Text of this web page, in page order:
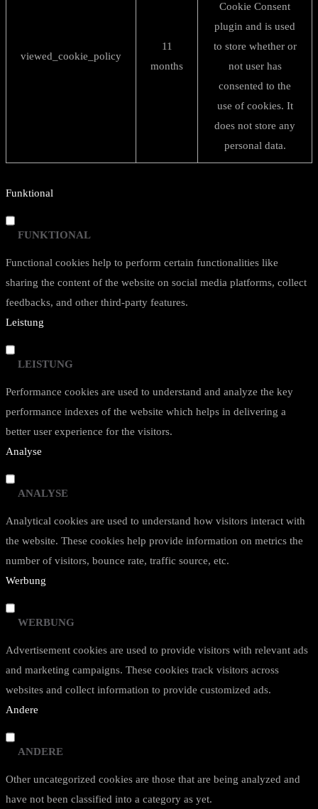
viewed_cookie_policy
11
months
Cookie Consent
plugin and is used
to store whether or
not user has
consented to the
use of cookies. It
does not store any
personal data.
Funktional
FUNKTIONAL
Functional cookies help to perform certain functionalities like
sharing the content of the website on social media platforms, collect
feedbacks, and other third-party features.
Leistung
LEISTUNG
Performance cookies are used to understand and analyze the key
performance indexes of the website which helps in delivering a
better user experience for the visitors.
Analyse
ANALYSE
Analytical cookies are used to understand how visitors interact with
the website. These cookies help provide information on metrics the
number of visitors, bounce rate, traffic source, etc.
Werbung
WERBUNG
Advertisement cookies are used to provide visitors with relevant ads
and marketing campaigns. These cookies track visitors across
websites and collect information to provide customized ads.
Andere
ANDERE
Other uncategorized cookies are those that are being analyzed and
have not been classified into a category as yet.